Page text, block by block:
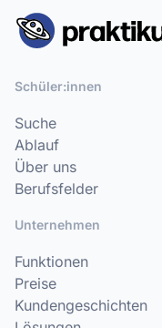
Schüler:innen
Suche
Ablauf
Über uns
Berufsfelder
Unternehmen
Funktionen
Preise
Kundengeschichten